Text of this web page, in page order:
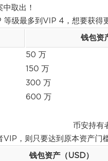
取出！
等级最多到VIP 4，想要获得
钱包资
50 万
150 万
300 万
600 万
币安持有
VIP，则只要达到原本资产门
钱包资产（USD）